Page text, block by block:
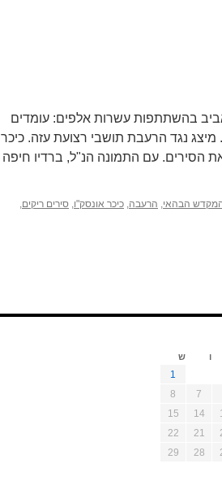
אביב בהשתתפות עשרות אלפים: עומדים
נגד הרעבת תושבי רצועת עזה. כיכר
7-2025 כתבה בנושא מחאת הסירים. עם התמונה הנ"ל, ברדיו חיפה
הבהאי, הרעבה, כיכר אונסק"ו, סירים ריקים,
ו ש
1
7
8
14
15
21
22
28
29